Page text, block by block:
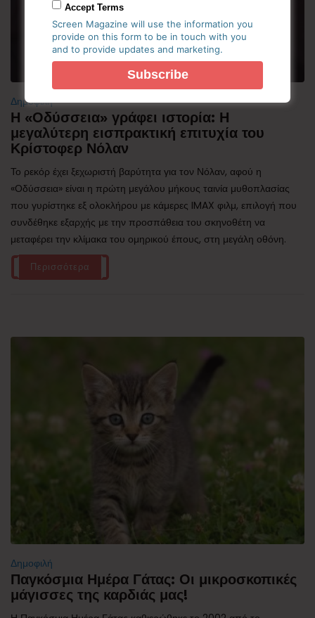
Δημοφιλή
Η «Οδύσσεια» γράφει ιστορία: Η
μεγαλύτερη εισπρακτική επιτυχία του
Κρίστοφερ Νόλαν
Το ρεκόρ έχει ξεχωριστή βαρύτητα για τον Νόλαν, αφού η
«Οδύσσεια» είναι η πρώτη μεγάλου μήκους ταινία μυθοπλασίας
που γυρίστηκε εξ ολοκλήρου με κάμερες IMAX φιλμ, επιλογή που
συνδέθηκε εξαρχής με την προσπάθεια του σκηνοθέτη να
μεταφέρει την κλίμακα του ομηρικού έπους, στη μεγάλη οθόνη.
Περισσότερα
Δημοφιλή
Παγκόσμια Ημέρα Γάτας: Οι μικροσκοπικές
μάγισσες της καρδιάς μας!
Accept Terms
Screen Magazine will use the information you
provide on this form to be in touch with you
and to provide updates and marketing.